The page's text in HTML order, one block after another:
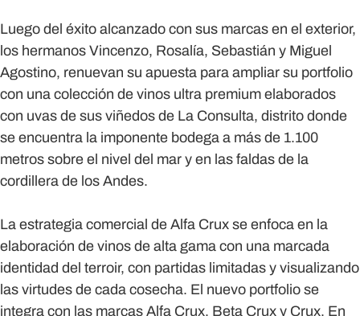
Luego del éxito alcanzado con sus marcas en el exterior,
los hermanos Vincenzo, Rosalía, Sebastián y Miguel
Agostino, renuevan su apuesta para ampliar su portfolio
con una colección de vinos ultra premium elaborados
con uvas de sus viñedos de La Consulta, distrito donde
se encuentra la imponente bodega a más de 1.100
metros sobre el nivel del mar y en las faldas de la
cordillera de los Andes.
La estrategia comercial de Alfa Crux se enfoca en la
elaboración de vinos de alta gama con una marcada
identidad del terroir, con partidas limitadas y visualizando
las virtudes de cada cosecha. El nuevo portfolio se
integra con las marcas Alfa Crux, Beta Crux y Crux. En